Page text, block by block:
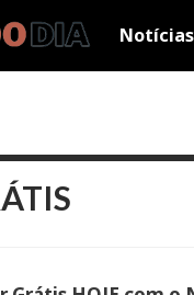
Notícias